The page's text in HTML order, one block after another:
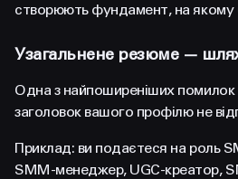
створюють фундамент, на якому
Узагальнене резюме —
Одна з найпоширеніших помилок
заголовок вашого профілю не
Приклад: ви подаєтеся на роль
SMM-менеджер, UGC-креатор,